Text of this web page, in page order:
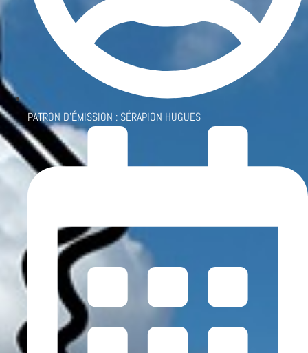
PATRON D'ÉMISSION : SÉRAPION HUGUES